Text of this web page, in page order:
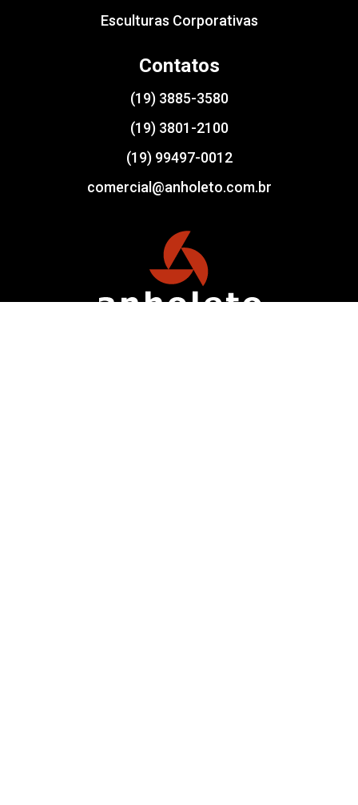
Esculturas Corporativas
Contatos
(19) 3885-3580
(19) 3801-2100
(19) 99497-0012
comercial@anholeto.com.br